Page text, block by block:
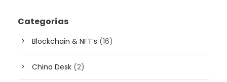
Categorías
Blockchain & NFT’s (16)
China Desk (2)